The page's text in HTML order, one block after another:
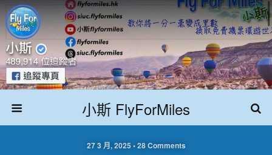
小斯 FlyForMiles
27 3 月, 2025 • 28 Comments